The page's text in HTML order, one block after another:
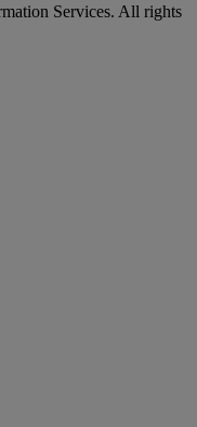
Services. All rights